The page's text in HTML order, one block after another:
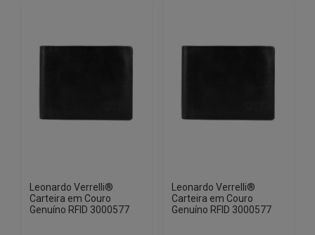
Leonardo Verrelli®
Carteira em Couro
Genuíno RFID 3000577
Leonardo Verrelli®
Carteira em Couro
Genuíno RFID 3000577